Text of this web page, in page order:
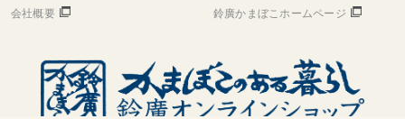
会社概要 鈴廣かまぼこホームページ